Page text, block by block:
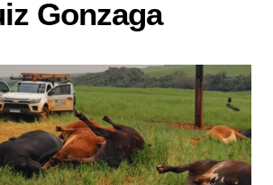
Gonzaga